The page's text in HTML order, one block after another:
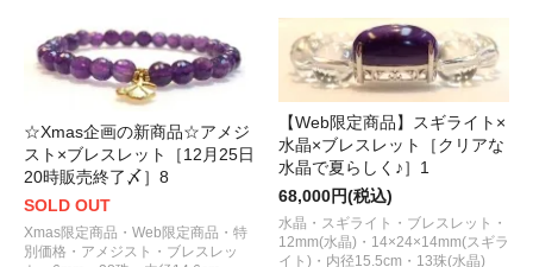
☆Xmas企画の新商品☆アメジ
スト×ブレスレット［12月25日
20時販売終了〆］8
SOLD OUT
Xmas限定商品・Web限定商品・特
別価格・アメジスト・ブレスレッ
【Web限定商品】スギライト×
水晶×ブレスレット［クリアな
水晶で夏らしく♪］1
68,000円(税込)
水晶・スギライト・ブレスレット・
12mm(水晶)・14×24×14mm(スギラ
イト)・内径15.5cm・13珠(水晶)